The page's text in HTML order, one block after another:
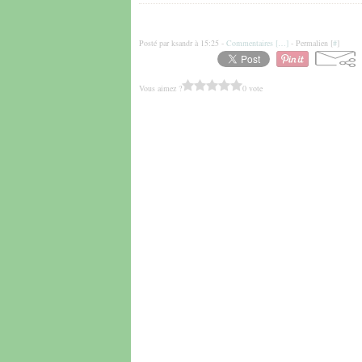
Posté par ksandr à 15:25 - Commentaires […] - Permalien [#]
Vous aimez ? 0 vote